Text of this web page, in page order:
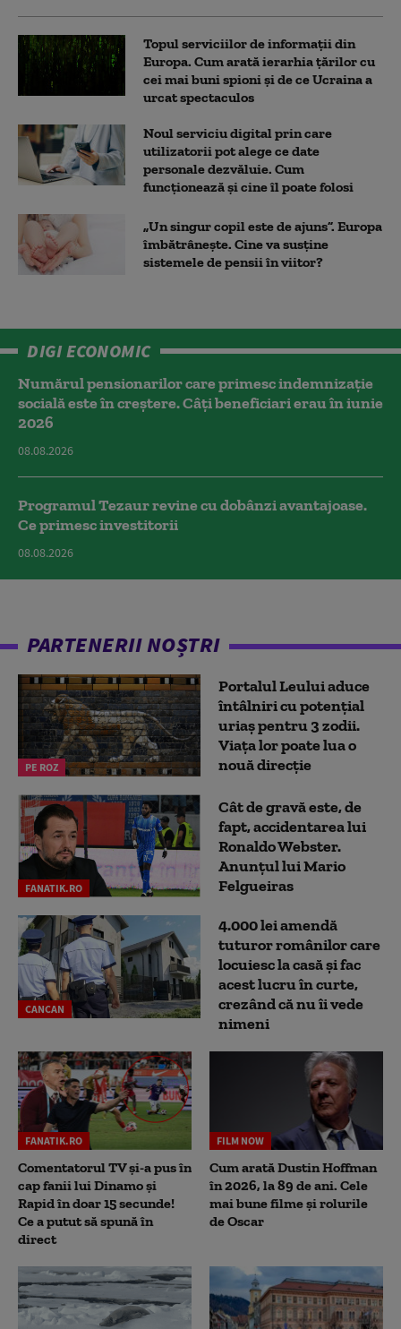
Topul serviciilor de informații din
Europa. Cum arată ierarhia țărilor cu
cei mai buni spioni și de ce Ucraina a
urcat spectaculos
Noul serviciu digital prin care
utilizatorii pot alege ce date
personale dezvăluie. Cum
funcționează și cine îl poate folosi
„Un singur copil este de ajuns”. Europa
îmbătrânește. Cine va susține
sistemele de pensii în viitor?
DIGI ECONOMIC
Numărul pensionarilor care primesc indemnizaţie
socială este în creștere. Câți beneficiari erau în iunie
2026
08.08.2026
Programul Tezaur revine cu dobânzi avantajoase.
Ce primesc investitorii
08.08.2026
PARTENERII NOȘTRI
PE ROZ
Portalul Leului aduce
întâlniri cu potențial
uriaș pentru 3 zodii.
Viața lor poate lua o
nouă direcție
FANATIK.RO
Cât de gravă este, de
fapt, accidentarea lui
Ronaldo Webster.
Anunțul lui Mario
Felgueiras
CANCAN
4.000 lei amendă
tuturor românilor care
locuiesc la casă și fac
acest lucru în curte,
crezând că nu îi vede
nimeni
FANATIK.RO
Comentatorul TV și-a pus în
cap fanii lui Dinamo și
Rapid în doar 15 secunde!
Ce a putut să spună în
direct
FILM NOW
Cum arată Dustin Hoffman
în 2026, la 89 de ani. Cele
mai bune filme și rolurile
de Oscar